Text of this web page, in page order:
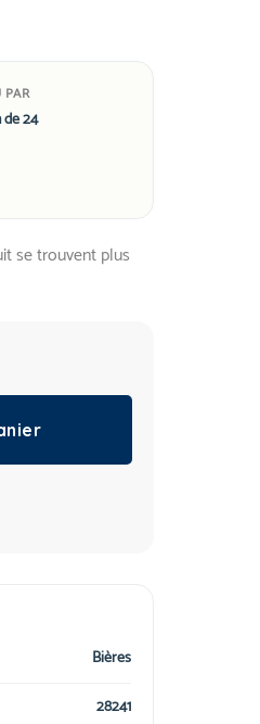
PAR
24
se trouvent plus
Bières
28241